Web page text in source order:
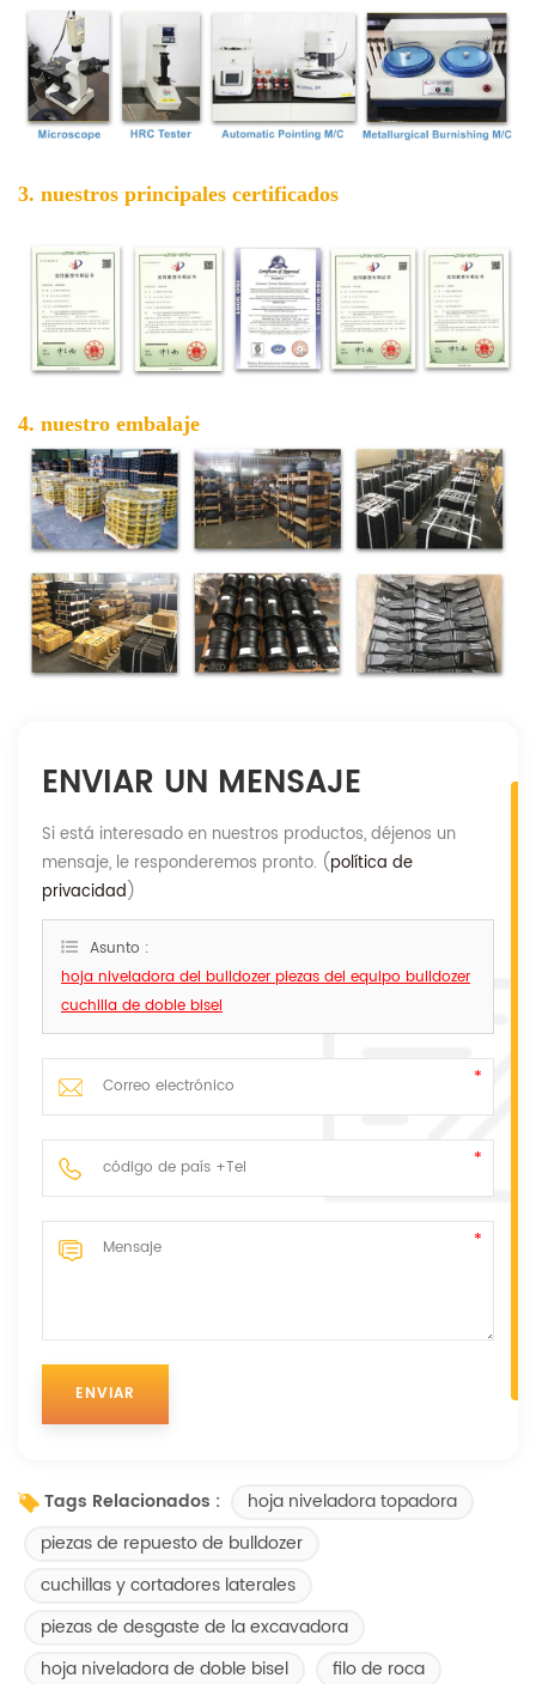
3. nuestros principales certificados
4. nuestro embalaje
ENVIAR UN MENSAJE
Si está interesado en nuestros productos, déjenos un
mensaje, le responderemos pronto. (política de
privacidad)
Asunto :
hoja niveladora del bulldozer piezas del equipo bulldozer
cuchilla de doble bisel
Tags Relacionados :
hoja niveladora topadora
piezas de repuesto de bulldozer
cuchillas y cortadores laterales
piezas de desgaste de la excavadora
hoja niveladora de doble bisel
filo de roca